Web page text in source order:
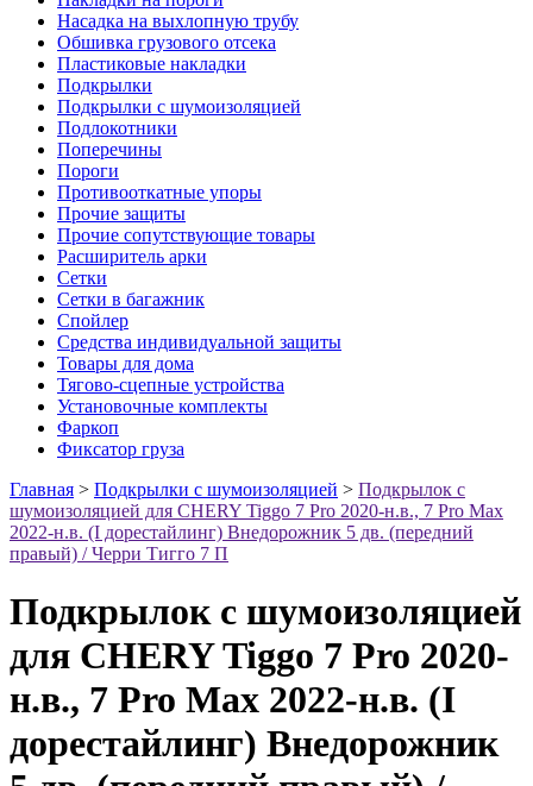
Насадка на выхлопную трубу
Обшивка грузового отсека
Пластиковые накладки
Подкрылки
Подкрылки с шумоизоляцией
Подлокотники
Поперечины
Пороги
Противооткатные упоры
Прочие защиты
Прочие сопутствующие товары
Расширитель арки
Сетки
Сетки в багажник
Спойлер
Средства индивидуальной защиты
Товары для дома
Тягово-сцепные устройства
Установочные комплекты
Фаркоп
Фиксатор груза
Главная > Подкрылки с шумоизоляцией > Подкрылок с
шумоизоляцией для CHERY Tiggo 7 Pro 2020-н.в., 7 Pro Max
2022-н.в. (I дорестайлинг) Внедорожник 5 дв. (передний
правый) / Черри Тигго 7 П
Подкрылок с шумоизоляцией
для CHERY Tiggo 7 Pro 2020-
н.в., 7 Pro Max 2022-н.в. (I
дорестайлинг) Внедорожник